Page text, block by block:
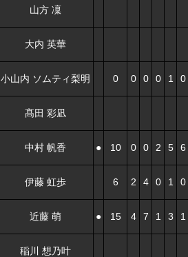
山方 凜
大内 英華
小山内 ソムティ梨明 0 0 0 0 1 0
髙田 彩凪
中村 帆香 ● 10 0 0 2 5 6
伊藤 虹歩 6 2 4 0 1 0
近藤 萌 ● 15 4 7 1 3 1
稲川 想乃叶